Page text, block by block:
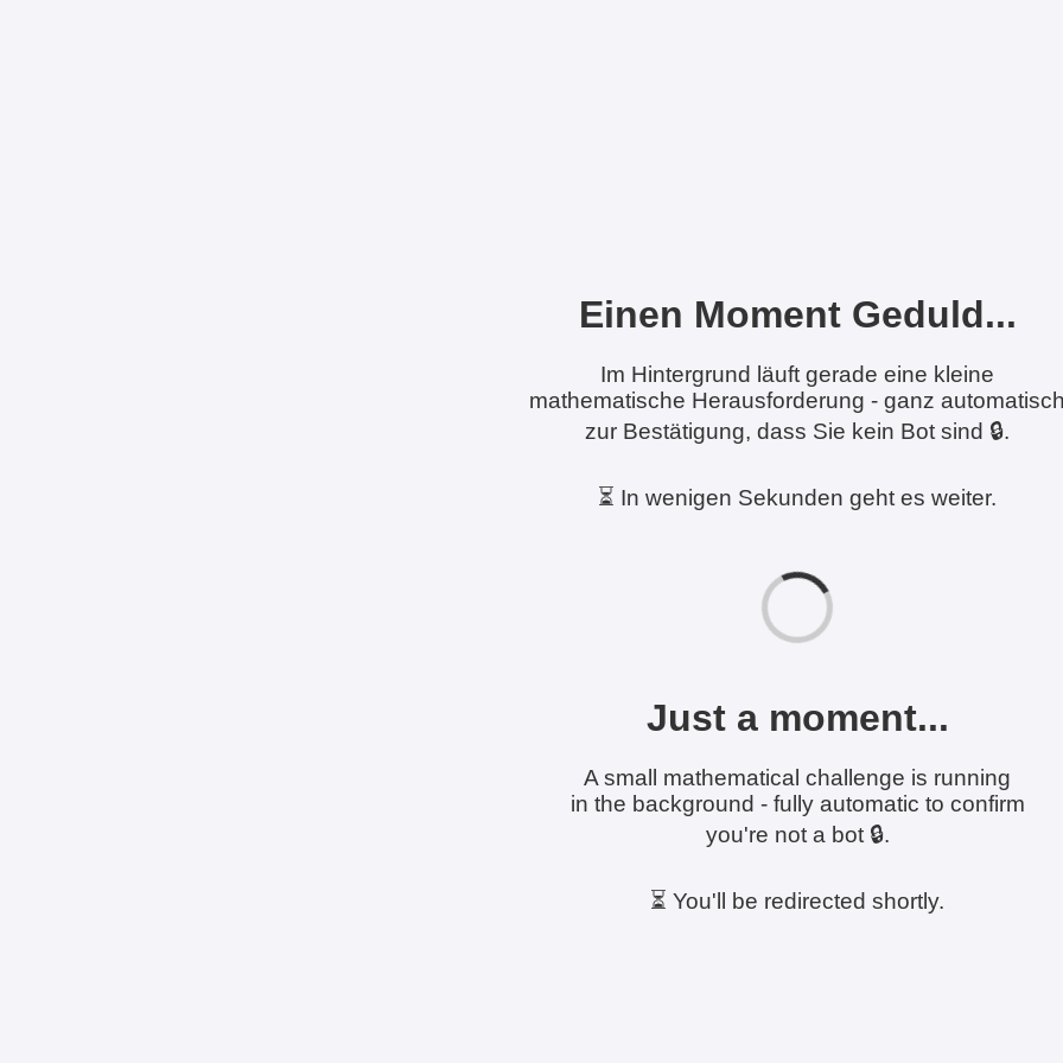
Einen Moment Geduld...
Im Hintergrund läuft gerade eine kleine
mathematische Herausforderung - ganz
zur Bestätigung, dass Sie kein Bot sind 🔒.
⏳ In wenigen Sekunden geht es weiter.
Just a moment...
A small mathematical challenge is running
in the background - fully automatic to confirm
you're not a bot 🔒.
⏳ You'll be redirected shortly.